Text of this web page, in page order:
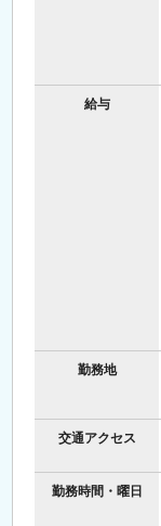
給与
勤務地
交通アクセス
勤務時間・曜日